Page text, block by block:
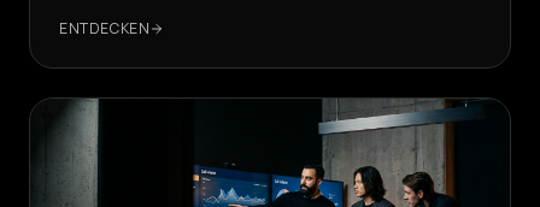
ENTDECKEN